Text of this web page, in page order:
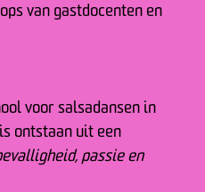
van gastdocenten en
voor salsadansen in
ontstaan uit een
passie en